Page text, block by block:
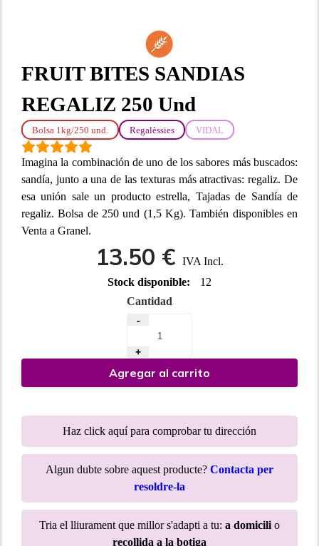
FRUIT BITES SANDIAS
REGALIZ 250 Und
Bolsa 1kg/250 und. Regalèssies VIDAL
Imagina la combinación de uno de los sabores más buscados:
sandía, junto a una de las texturas más atractivas: regaliz. De
esa unión sale un producto estrella, Tajadas de Sandía de
regaliz. Bolsa de 250 und (1,5 Kg). También disponibles en
Venta a Granel.
13.50 € IVA Incl.
Stock disponible:
12
Cantidad
-
+
Agregar al carrito
Haz click aquí para comprobar tu dirección
Algun dubte sobre aquest producte? Contacta per
resoldre-la
Tria el lliurament que millor s'adapti a tu: a domicili o
recollida a la botiga